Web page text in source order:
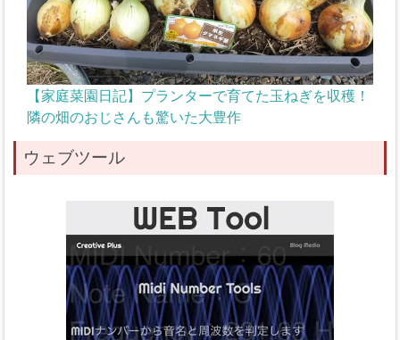
【家庭菜園日記】プランターで育てた玉ねぎを収穫！
隣の畑のおじさんも驚いた大豊作
ウェブツール